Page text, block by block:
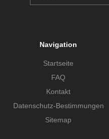
Navigation
Startseite
FAQ
Kontakt
Datenschutz-Bestimmungen
Sitemap